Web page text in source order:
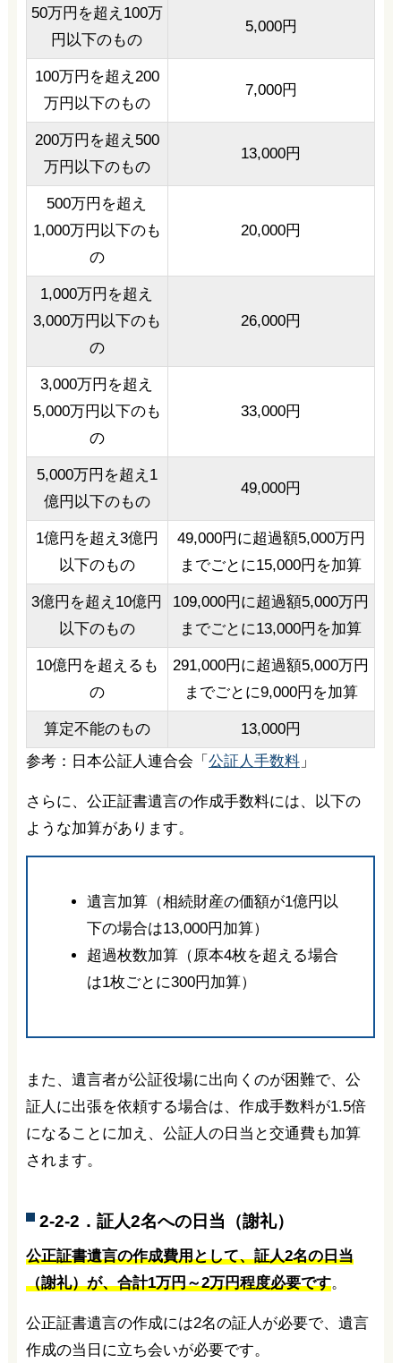
50万円を超え100万
円以下のもの
5,000円
100万円を超え200
万円以下のもの
7,000円
200万円を超え500
万円以下のもの
13,000円
500万円を超え
1,000万円以下のも
の
20,000円
1,000万円を超え
3,000万円以下のも
の
26,000円
3,000万円を超え
5,000万円以下のも
の
33,000円
5,000万円を超え1
億円以下のもの
49,000円
1億円を超え3億円
以下のもの
49,000円に超過額5,000万円
までごとに15,000円を加算
3億円を超え10億円
以下のもの
109,000円に超過額5,000万円
までごとに13,000円を加算
10億円を超えるも
の
291,000円に超過額5,000万円
までごとに9,000円を加算
算定不能のもの
13,000円
参考：日本公証人連合会「 公証人手数料」
さらに、公正証書遺言の作成手数料には、以下の
ような加算があります。
遺言加算（相続財産の価額が1億円以
下の場合は13,000円加算）
超過枚数加算（原本4枚を超える場合
は1枚ごとに300円加算）
また、遺言者が公証役場に出向くのが困難で、公
証人に出張を依頼する場合は、作成手数料が1.5倍
になることに加え、公証人の日当と交通費も加算
されます。
2-2-2．証人2名への日当（謝礼）
公正証書遺言の作成費用として、証人2名の日当
（謝礼）が、合計1万円～2万円程度必要です。
公正証書遺言の作成には2名の証人が必要で、遺言
作成の当日に立ち会いが必要です。